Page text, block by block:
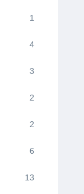
1
4
3
2
2
6
13